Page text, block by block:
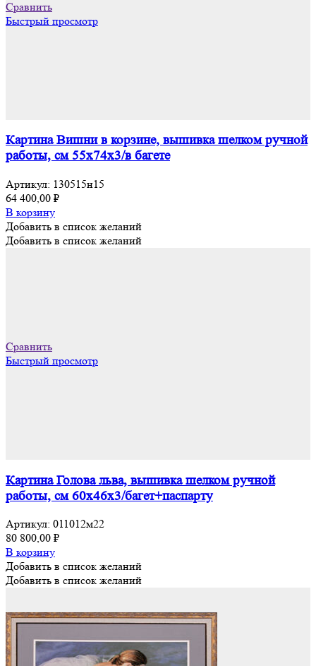
Сравнить
Быстрый просмотр
Картина Вишни в корзине, вышивка шелком ручной
работы, см 55х74х3/в багете
Артикул: 130515н15
64 400,00 ₽
В корзину
Добавить в список желаний
Добавить в список желаний
Сравнить
Быстрый просмотр
Картина Голова льва, вышивка шелком ручной
работы, см 60х46х3/багет+паспарту
Артикул: 011012м22
80 800,00 ₽
В корзину
Добавить в список желаний
Добавить в список желаний